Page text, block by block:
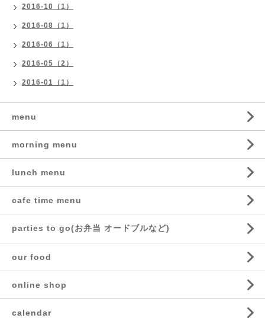
2016-10（1）
2016-08（1）
2016-06（1）
2016-05（2）
2016-01（1）
menu
morning menu
lunch menu
cafe time menu
parties to go(お弁当 オードブルなど)
our food
online shop
calendar